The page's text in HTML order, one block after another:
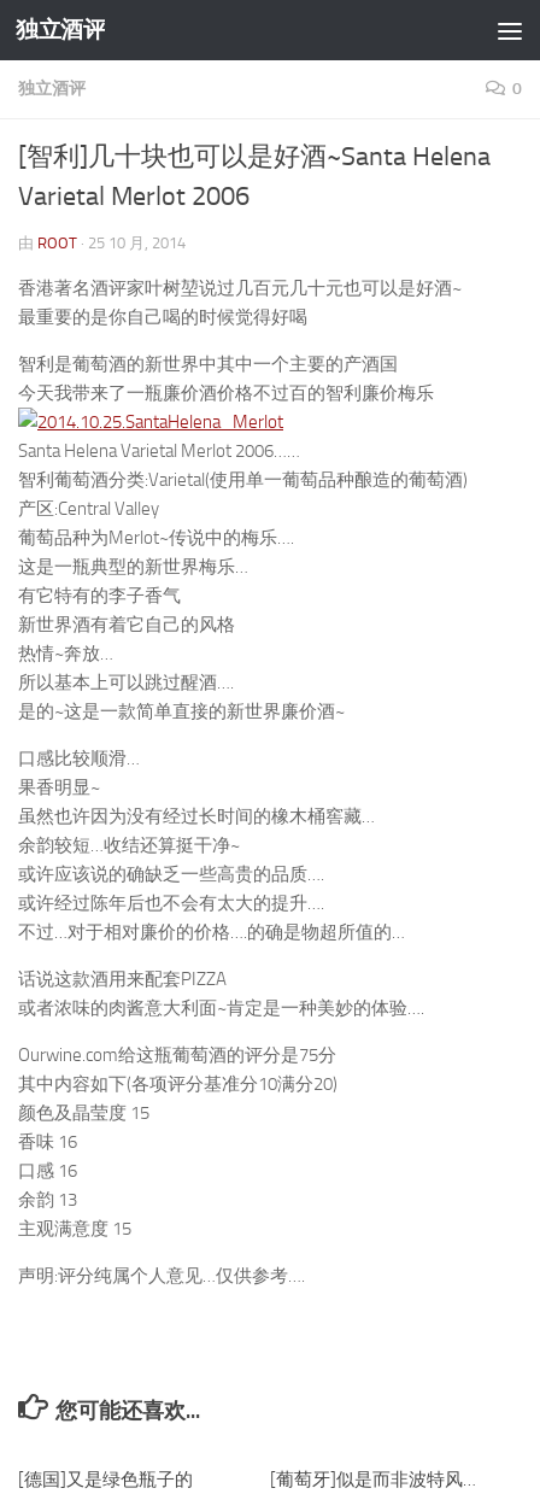
跳至内容
独立酒评
独立酒评 0
[智利]几十块也可以是好酒~Santa Helena
Varietal Merlot 2006
由 ROOT · 25 10 月, 2014
香港著名酒评家叶树堃说过几百元几十元也可以是好酒~
最重要的是你自己喝的时候觉得好喝
智利是葡萄酒的新世界中其中一个主要的产酒国
今天我带来了一瓶廉价酒价格不过百的智利廉价梅乐
Santa Helena Varietal Merlot 2006……
智利葡萄酒分类:Varietal(使用单一葡萄品种酿造的葡萄酒)
产区:Central Valley
葡萄品种为Merlot~传说中的梅乐….
这是一瓶典型的新世界梅乐…
有它特有的李子香气
新世界酒有着它自己的风格
热情~奔放…
所以基本上可以跳过醒酒….
是的~这是一款简单直接的新世界廉价酒~
口感比较顺滑…
果香明显~
虽然也许因为没有经过长时间的橡木桶窖藏…
余韵较短…收结还算挺干净~
或许应该说的确缺乏一些高贵的品质….
或许经过陈年后也不会有太大的提升….
不过…对于相对廉价的价格….的确是物超所值的…
话说这款酒用来配套PIZZA
或者浓味的肉酱意大利面~肯定是一种美妙的体验….
Ourwine.com给这瓶葡萄酒的评分是75分
其中内容如下(各项评分基准分10满分20)
颜色及晶莹度 15
香味 16
口感 16
余韵 13
主观满意度 15
声明:评分纯属个人意见…仅供参考….
您可能还喜欢...
[德国]又是绿色瓶子的
[葡萄牙]似是而非波特风…